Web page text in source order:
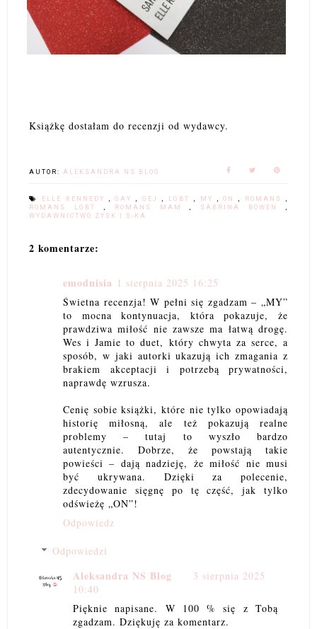
Książkę dostałam do recenzji od wydawcy.
AUTOR: ALEKSANDRA NS BLOG
ELLE KENNEDY ,GAY ,GEJ LGBT MY ,ON ROMANS
ROMANS LGBT
ROMANS MAM SABRINA BOWEN
WYDAWNICTWO ZYSK I S-KA
2 komentarze:
emodnisia 1 sierpnia 2025 16:25
Świetna recenzja! W pełni się zgadzam – „MY”
to mocna kontynuacja, która pokazuje, że
prawdziwa miłość nie zawsze ma łatwą drogę.
Wes i Jamie to duet, który chwyta za serce, a
sposób, w jaki autorki ukazują ich zmagania z
brakiem akceptacji i potrzebą prywatności,
naprawdę wzrusza.
Cenię sobie książki, które nie tylko opowiadają
historię miłosną, ale też pokazują realne
problemy – tutaj to wyszło bardzo
autentycznie. Dobrze, że powstają takie
powieści – dają nadzieję, że miłość nie musi
być ukrywana. Dzięki za polecenie,
zdecydowanie sięgnę po tę część, jak tylko
odświeżę „ON”!
Odpowiedz
Odpowiedzi
Aleksandra NS Blog
3 sierpnia 2025
10:40
Pięknie napisane. W 100 % się z Tobą
zgadzam. Dziękuję za komentarz.